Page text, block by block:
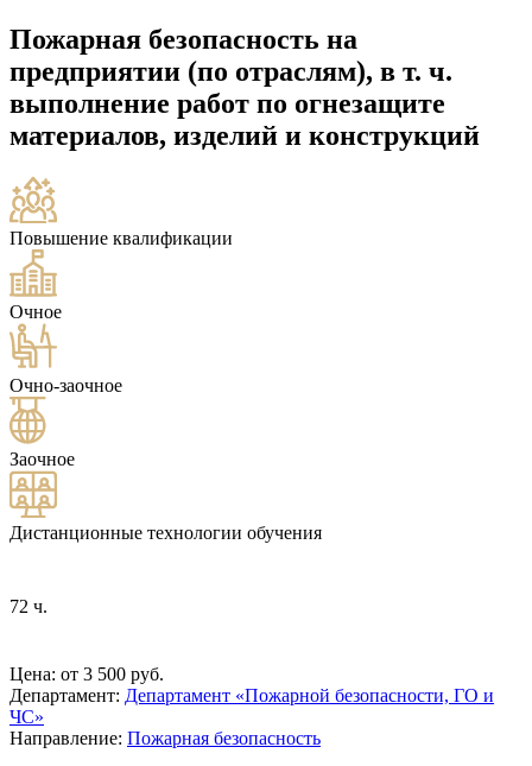
Пожарная безопасность на
предприятии (по отраслям), в т. ч.
выполнение работ по огнезащите
материалов, изделий и конструкций
Повышение квалификации
Очное
Очно-заочное
Заочное
Дистанционные технологии обучения
72 ч.
Цена: от 3 500 руб.
Департамент: Департамент «Пожарной безопасности, ГО и
ЧС»
Направление: Пожарная безопасность